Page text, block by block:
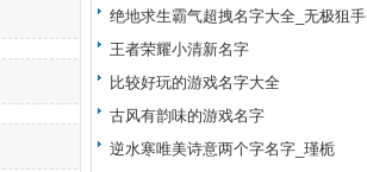
绝地求生霸气超拽名字大全_无极狙手
王者荣耀小清新名字
比较好玩的游戏名字大全
古风有韵味的游戏名字
逆水寒唯美诗意两个字名字_瑾栀